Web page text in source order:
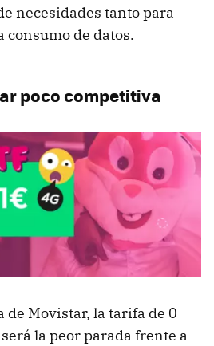
necesidades tanto para
consumo de datos.
poco competitiva
de Movistar, la tarifa de 0
la peor parada frente a